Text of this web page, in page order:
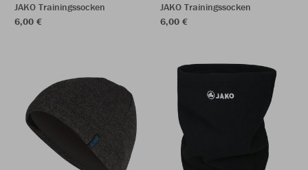
JAKO Trainingssocken
6,00 €
JAKO Trainingssocken
6,00 €